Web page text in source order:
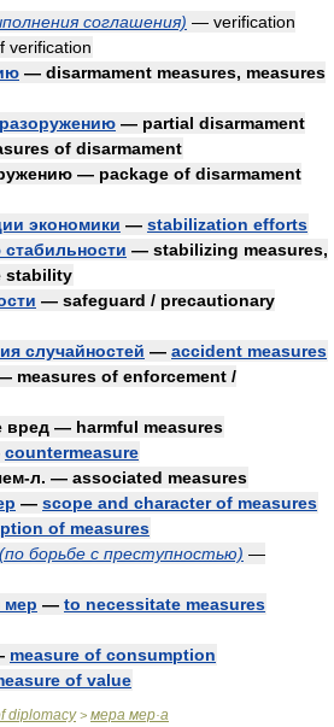
соглашения) — verification
verification
— disarmament measures, measures
— partial disarmament
of disarmament
— package of disarmament
экономики — stabilization efforts
— stabilizing measures,
stability
— safeguard / precautionary
случайностей — accident measures
measures of enforcement /
— harmful measures
countermeasure
л. — associated measures
— scope and character of measures
of measures
(по борьбе с преступностью) —
мер — to necessitate measures
measure of consumption
of value
diplomacy> мера мер·а